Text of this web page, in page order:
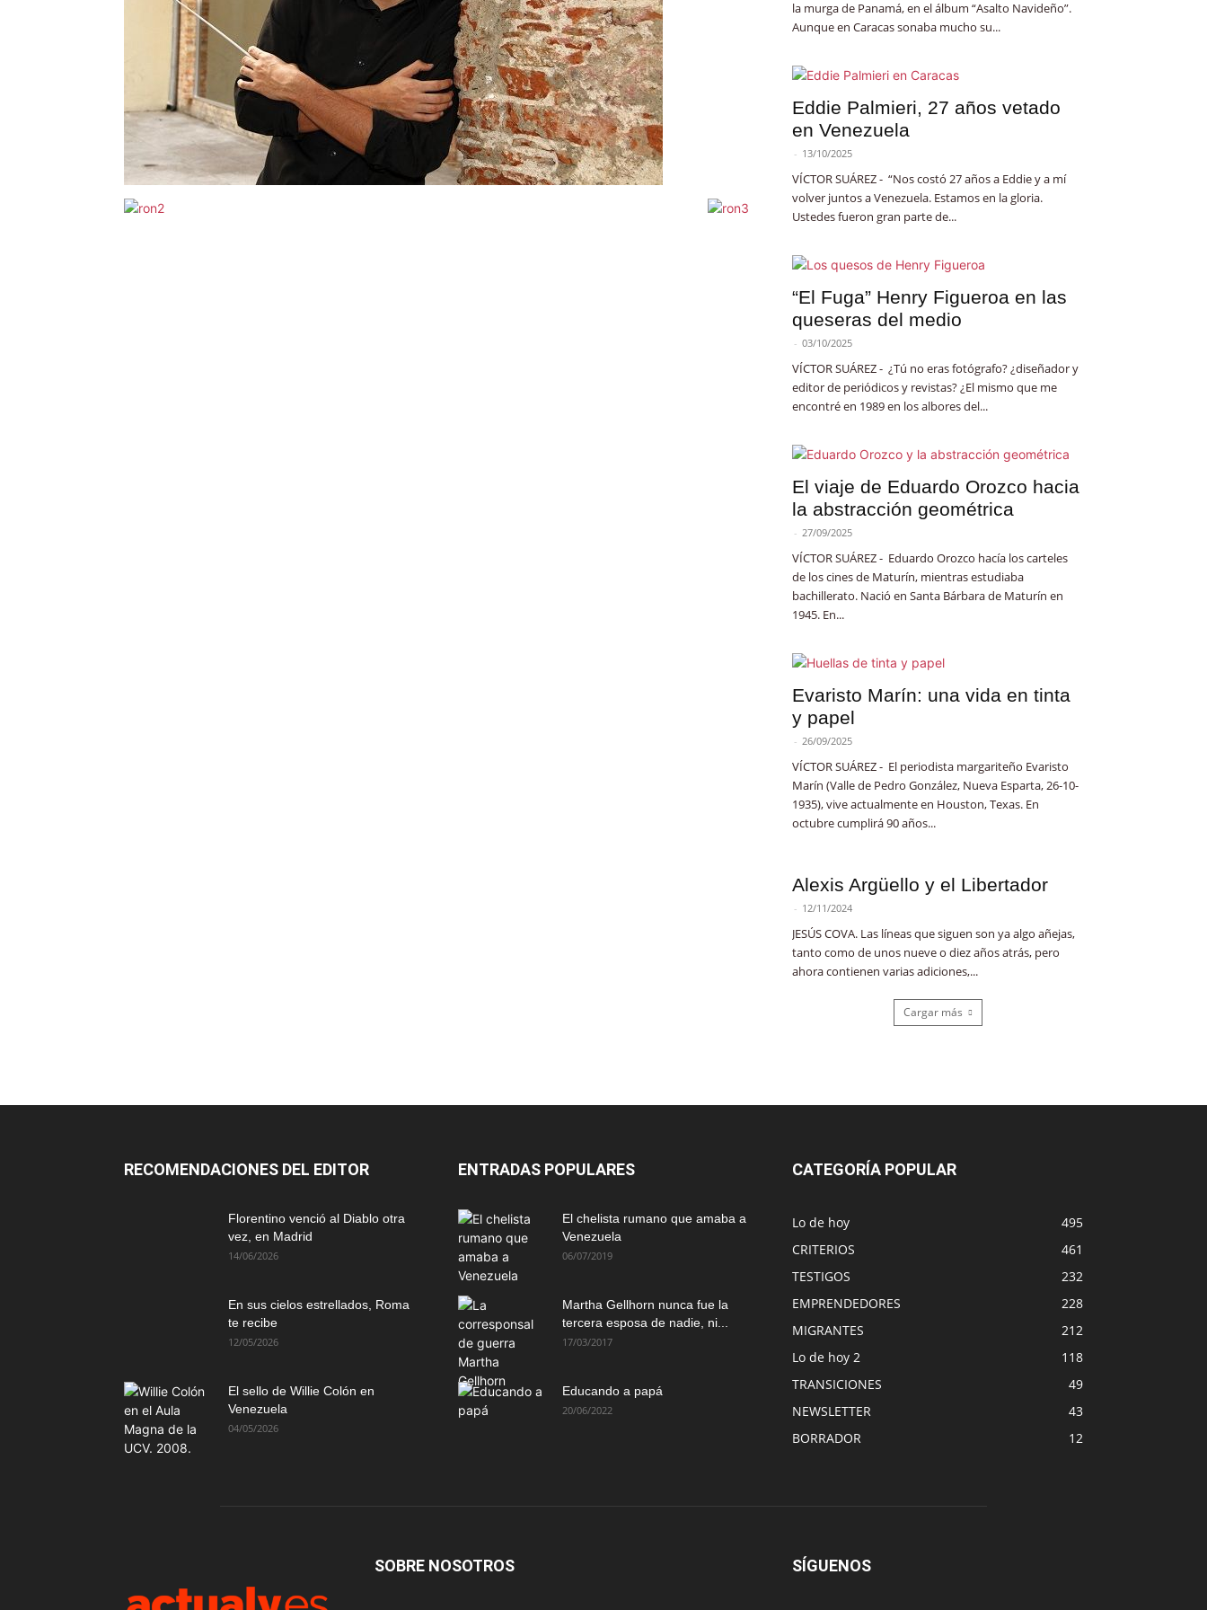
la murga de Panamá, en el álbum “Asalto Navideño”.
Aunque en Caracas sonaba mucho su...
Eddie Palmieri, 27 años vetado
en Venezuela
- 13/10/2025
VÍCTOR SUÁREZ - “Nos costó 27 años a Eddie y a mí
volver juntos a Venezuela. Estamos en la gloria.
Ustedes fueron gran parte de...
“El Fuga” Henry Figueroa en las
queseras del medio
- 03/10/2025
VÍCTOR SUÁREZ - ¿Tú no eras fotógrafo? ¿diseñador y
editor de periódicos y revistas? ¿El mismo que me
encontré en 1989 en los albores del...
El viaje de Eduardo Orozco hacia
la abstracción geométrica
- 27/09/2025
VÍCTOR SUÁREZ - Eduardo Orozco hacía los carteles
de los cines de Maturín, mientras estudiaba
bachillerato. Nació en Santa Bárbara de Maturín en
1945. En...
Evaristo Marín: una vida en tinta
y papel
- 26/09/2025
VÍCTOR SUÁREZ - El periodista margariteño Evaristo
Marín (Valle de Pedro González, Nueva Esparta, 26-10-
1935), vive actualmente en Houston, Texas. En
octubre cumplirá 90 años...
Alexis Argüello y el Libertador
- 12/11/2024
JESÚS COVA. Las líneas que siguen son ya algo añejas,
tanto como de unos nueve o diez años atrás, pero
ahora contienen varias adiciones,...
Cargar más
RECOMENDACIONES DEL EDITOR
Florentino venció al Diablo otra
vez, en Madrid
14/06/2026
En sus cielos estrellados, Roma
te recibe
12/05/2026
El sello de Willie Colón en
Venezuela
04/05/2026
ENTRADAS POPULARES
El chelista rumano que amaba a
Venezuela
06/07/2019
Martha Gellhorn nunca fue la
tercera esposa de nadie, ni...
17/03/2017
Educando a papá
20/06/2022
CATEGORÍA POPULAR
Lo de hoy
495
CRITERIOS
461
TESTIGOS
232
EMPRENDEDORES
228
MIGRANTES
212
Lo de hoy 2
118
TRANSICIONES
49
NEWSLETTER
43
BORRADOR
12
SOBRE NOSOTROS SÍGUENOS